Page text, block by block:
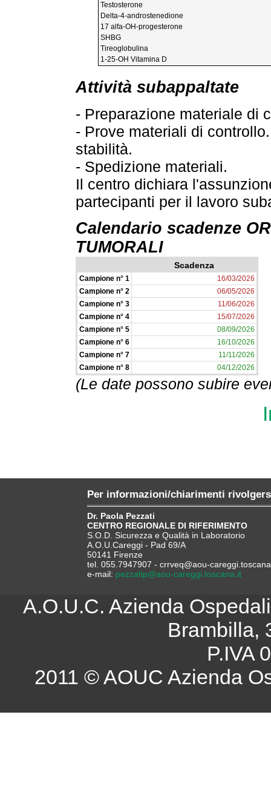
Testosterone
Delta-4-androstenedione
17 alfa-OH-progesterone
SHBG
Tireoglobulina
1-25-OH Vitamina D
Attività subappaltate
- Preparazione materiale di
- Prove materiali di
stabilità.
- Spedizione materiali.
Il centro dichiara
partecipanti per il lavoro
Calendario scadenze
TUMORALI
Scadenza
Campione n° 1
16/03/2026
Campione n° 2
06/05/2026
Campione n° 3
11/06/2026
Campione n° 4
15/07/2026
Campione n° 5
08/09/2026
Campione n° 6
16/10/2026
Campione n° 7
11/11/2026
Campione n° 8
04/12/2026
(Le date possono subire
Per informazioni/chiarimenti
Dr. Paola Pezzati
CENTRO REGIONALE DI RIFERIMENTO
S.O.D. Sicurezza e Qualità in Laboratorio
A.O.U.Careggi - Pad 69/A
50141 Firenze
tel. 055.7947907 - crrveq@aou-
e-mail: pezzatip@aou-careggi.toscana.it
A.O.U.C. Azienda
Brambilla,
P.IVA
2011 © AOUC Azienda